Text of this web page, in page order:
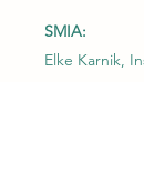
SMIA:
Elke Karnik,